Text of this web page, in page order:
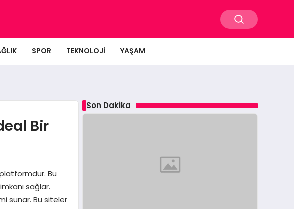
SPOR TEKNOLOJI YAŞAM
Bir
Bu
sağlar.
sunar. Bu siteler
Son Dakika